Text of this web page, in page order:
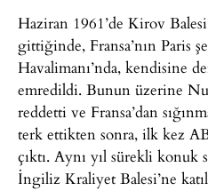
Haziran 1961’de Kirov
gittiğinde, Fransa’nın Paris
Havalimanı’nda, kendisine
emredildi. Bunun üzerine
reddetti ve Fransa’dan
terk ettikten sonra, ilk kez
çıktı. Aynı yıl sürekli konuk
İngiliz Kraliyet Balesi’ne